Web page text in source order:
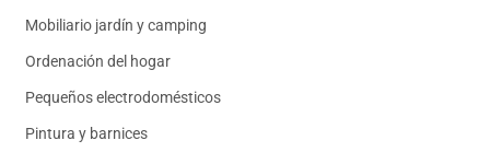
Mobiliario jardín y camping
Ordenación del hogar
Pequeños electrodomésticos
Pintura y barnices